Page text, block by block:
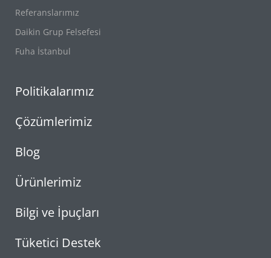
Referanslarımız
Daikin Grup Felsefesi
Fuha İstanbul
Politikalarımız
Çözümlerimiz
Blog
Ürünlerimiz
Bilgi ve İpuçları
Tüketici Destek